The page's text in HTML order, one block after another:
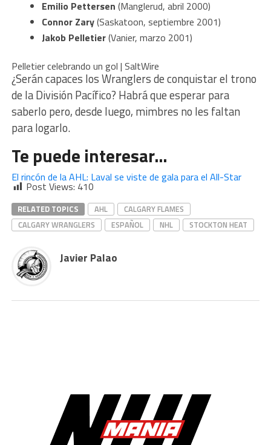
Emilio Pettersen (Manglerud, abril 2000)
Connor Zary(Saskatoon, septiembre 2001)
Jakob Pelletier(Vanier, marzo 2001)
Pelletier celebrando un gol | SaltWire
¿Serán capaces los Wranglers de conquistar el trono
de la División Pacífico? Habrá que esperar para
saberlo pero, desde luego, mimbres no les faltan
para logarlo.
Te puede interesar…
El rincón de la AHL: Laval se viste de gala para el All-Star
Post Views: 410
RELATED TOPICS AHL
CALGARY FLAMES
CALGARY WRANGLERS
ESPAÑOL NHL STOCKTON HEAT
Javier Palao